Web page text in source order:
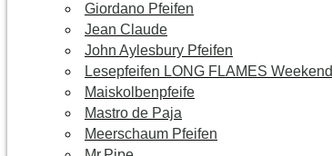
Giordano Pfeifen
Jean Claude
John Aylesbury Pfeifen
Lesepfeifen LONG FLAMES Weekend
Maiskolbenpfeife
Mastro de Paja
Meerschaum Pfeifen